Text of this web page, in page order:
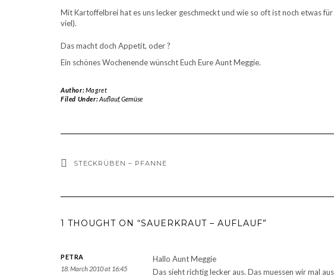
Mit Kartoffelbrei hat es uns lecker geschmeckt und wie so oft ist noch etwas
viel).
Das macht doch Appetit, oder ?
Ein schönes Wochenende wünscht Euch Eure Aunt Meggie.
Author:Magret
Filed Under:Auflauf,Gemüse
STECKRÜBEN – PFANNE
1 THOUGHT ON “SAUERKRAUT – AUFLAUF”
PETRA
18. March 2010 at 16:45
Hallo Aunt Meggie
Das sieht richtig lecker aus. Das muessen wir mal